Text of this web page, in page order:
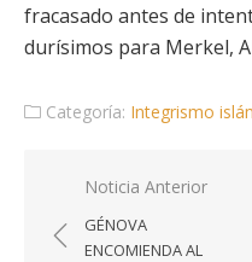
fracasado antes de
durísimos para Merkel,
Categoría: Integrismo
Navegación
de
entradas
Noticia Anterior
GÉNOVA
ENCOMIENDA AL